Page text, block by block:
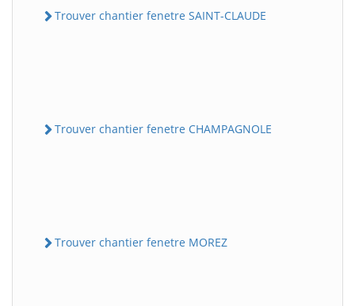
Trouver chantier fenetre SAINT-CLAUDE
Trouver chantier fenetre CHAMPAGNOLE
Trouver chantier fenetre MOREZ